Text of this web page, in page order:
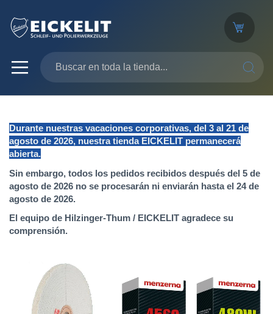
Durante nuestras vacaciones corporativas, del 3 al 21 de
agosto de 2026, nuestra tienda EICKELIT permanecerá
abierta.
Sin embargo, todos los pedidos recibidos después del 5 de
agosto de 2026 no se procesarán ni enviarán hasta el 24 de
agosto de 2026.
El equipo de Hilzinger-Thum / EICKELIT agradece su
comprensión.